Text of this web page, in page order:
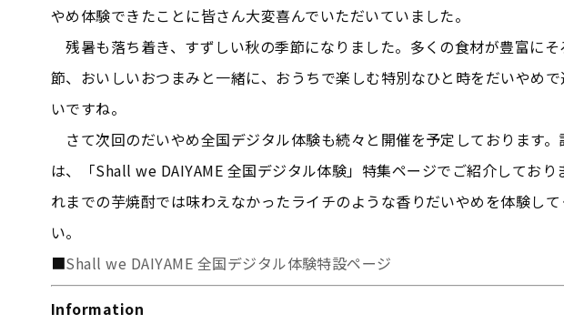
やめ体験できたことに皆さん大変喜んでいただいていました。
残暑も落ち着き、すずしい秋の季節になりました。多くの食材が豊富にそ
節、おいしいおつまみと一緒に、おうちで楽しむ特別なひと時をだいやめ
いですね。
さて次回のだいやめ全国デジタル体験も続々と開催を予定しております。
は、「Shall we DAIYAME 全国デジタル体験」特集ページでご紹介しており
れまでの芋焼酎では味わえなかったライチのような香りだいやめを体験して
い。
■Shall we DAIYAME 全国デジタル体験特設ページ
Information